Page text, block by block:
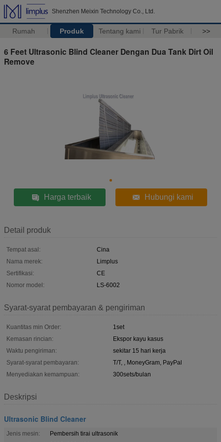
Shenzhen Meixin Technology Co., Ltd.
Rumah Produk Tentang kami Tur Pabrik >>
6 Feet Ultrasonic Blind Cleaner Dengan Dua Tank Dirt Oil
Remove
Harga terbaik Hubungi kami
Detail produk
Tempat asal:
Cina
Nama merek:
Limplus
Sertifikasi:
CE
Nomor model:
LS-6002
Syarat-syarat pembayaran & pengiriman
Kuantitas min Order:
1set
Kemasan rincian:
Ekspor kayu kasus
Waktu pengiriman:
sekitar 15 hari kerja
Syarat-syarat pembayaran:
T/T, , MoneyGram, PayPal
Menyediakan kemampuan:
300sets/bulan
Deskripsi
Ultrasonic Blind Cleaner
Jenis mesin:
Pembersih tirai ultrasonik